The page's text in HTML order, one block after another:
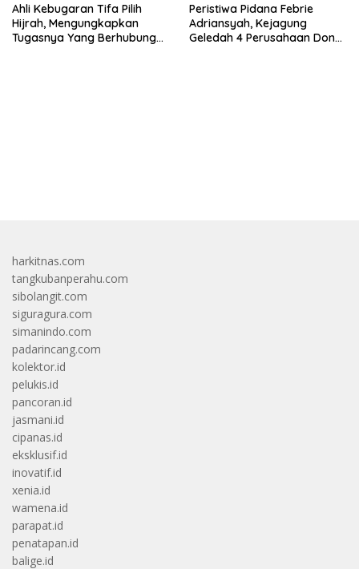
Ahli Kebugaran Tifa Pilih
Hijrah, Mengungkapkan
Tugasnya Yang Berhubungan
Peristiwa Pidana Febrie
Adriansyah, Kejagung
Geledah 4 Perusahaan Don
harkitnas.com
tangkubanperahu.com
sibolangit.com
siguragura.com
simanindo.com
padarincang.com
kolektor.id
pelukis.id
pancoran.id
jasmani.id
cipanas.id
eksklusif.id
inovatif.id
xenia.id
wamena.id
parapat.id
penatapan.id
balige.id